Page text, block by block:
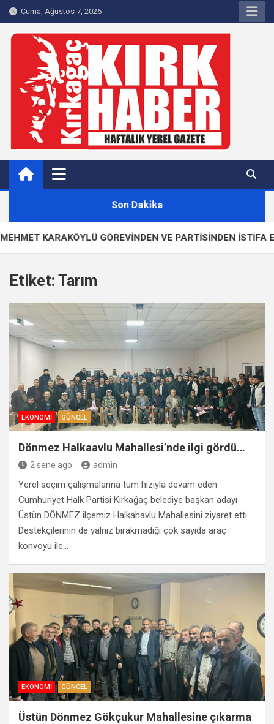
Skip
to
content
Cuma, Ağustos 7, 2026
Kırkağaç 40Haber
Kırkağaç'ın Yerel Haber Sitesi
Son Dakika
KARAKÖYLÜ GÖREVİNDEN VE PARTİSİNDEN İSTİFA ETTİ!
Etiket: Tarım
EKONOMI GÜNCEL
Dönmez Halkaavlu Mahallesi’nde ilgi gördü…
2 sene ago admin
Yerel seçim çalışmalarına tüm hızıyla devam eden
Cumhuriyet Halk Partisi Kırkağaç belediye başkan adayı
Üstün DÖNMEZ ilçemiz Halkahavlu Mahallesini ziyaret etti.
Destekçilerinin de yalnız bırakmadığı çok sayıda araç
konvoyu ile…
EKONOMI GÜNCEL
Üstün Dönmez Gökçukur Mahallesine çıkarma